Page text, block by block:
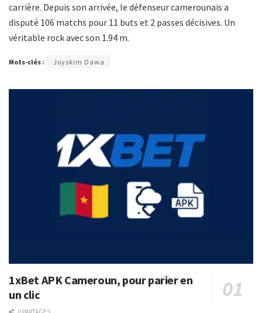
carrière. Depuis son arrivée, le défenseur camerounais a
disputé 106 matchs pour 11 buts et 2 passes décisives. Un
véritable rock avec son 1.94 m.
Mots-clés : Joyskim Dawa
1xBet APK Cameroun, pour parier en
un clic